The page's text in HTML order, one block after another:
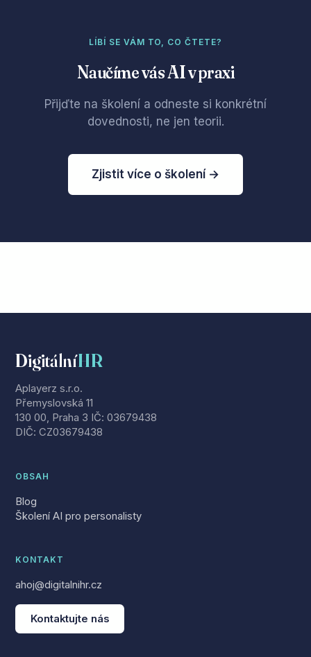
LÍBÍ SE VÁM TO, CO ČTETE?
Naučíme vás AI v praxi
Přijďte na školení a odneste si konkrétní
dovednosti, ne jen teorii.
Zjistit více o školení →
DigitálníHR
Aplayerz s.r.o.
Přemyslovská 11
130 00, Praha 3 IČ: 03679438
DIČ: CZ03679438
OBSAH
Blog
Školení AI pro personalisty
KONTAKT
ahoj@digitalnihr.cz
Kontaktujte nás